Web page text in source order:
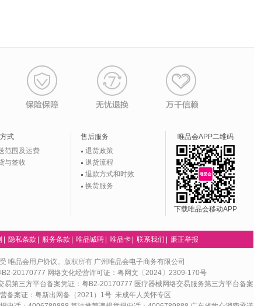
式
范围及运费
与签收
售后服务
退货政策
退货流程
退款方式和时效
换货服务
唯品会APP二维码
下载唯品会移动APP
隐私条款 服务条款 唯品诚聘 唯品卡 联系我们 廉正举报
唯品会用户协议。版权所有 广州唯品会电子商务有限公司
B2-20170777 网络文化经营许可证：粤网文〔2024〕2309-170号
易第三方平台备案凭证：粤B2-20170777 医疗器械网络交易服务第三方平台备案
备案证：粤新出网备（2021）1号 未成年人关怀专区